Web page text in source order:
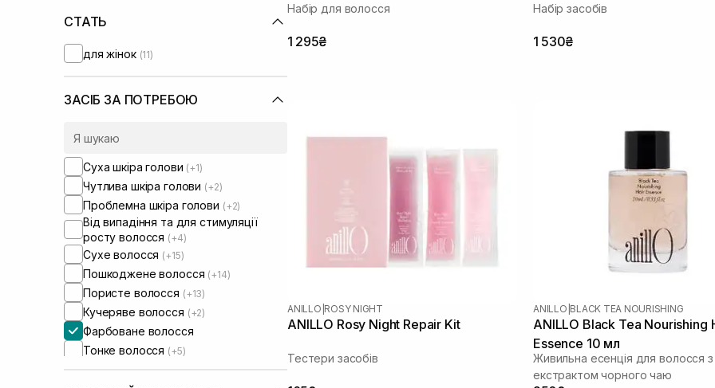
СТАТЬ
для жінок (11)
ЗАСІБ ЗА ПОТРЕБОЮ
Суха шкіра голови (+1)
Чутлива шкіра голови (+2)
Проблемна шкіра голови (+2)
Від випадіння та для стимуляції
росту волосся (+4)
Сухе волосся (+15)
Пошкоджене волосся (+14)
Пористе волосся (+13)
Кучеряве волосся (+2)
Фарбоване волосся
Тонке волосся (+5)
Ламке волосся(+11)
Набір для волосся
1 295₴
Набір засобів
1 530₴
ANILLO ROSY NIGHT
ANILLO Rosy Night Repair Kit
Тестери засобів
ANILLO BLACK TEA NOURISHING
ANILLO Black Tea Nourishing
Essence 10 мл
Живильна есенція для волосся з
екстрактом чорного чаю